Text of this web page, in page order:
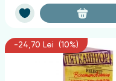
-24,70 Lei (10%)